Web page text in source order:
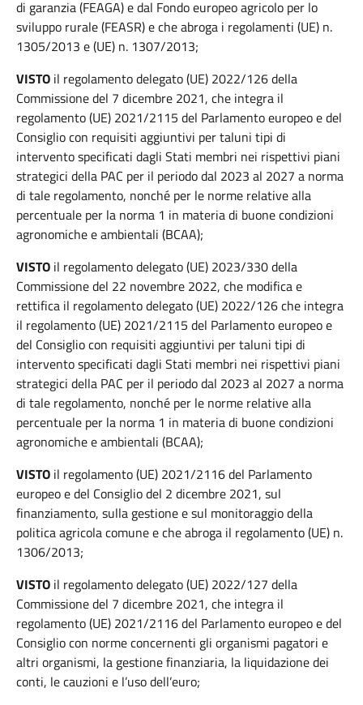
di garanzia (FEAGA) e dal Fondo europeo agricolo per lo
sviluppo rurale (FEASR) e che abroga i regolamenti (UE) n.
1305/2013 e (UE) n. 1307/2013;
VISTO il regolamento delegato (UE) 2022/126 della
Commissione del 7 dicembre 2021, che integra il
regolamento (UE) 2021/2115 del Parlamento europeo e del
Consiglio con requisiti aggiuntivi per taluni tipi di
intervento specificati dagli Stati membri nei rispettivi piani
strategici della PAC per il periodo dal 2023 al 2027 a norma
di tale regolamento, nonché per le norme relative alla
percentuale per la norma 1 in materia di buone condizioni
agronomiche e ambientali (BCAA);
VISTO il regolamento delegato (UE) 2023/330 della
Commissione del 22 novembre 2022, che modifica e
rettifica il regolamento delegato (UE) 2022/126 che integra
il regolamento (UE) 2021/2115 del Parlamento europeo e
del Consiglio con requisiti aggiuntivi per taluni tipi di
intervento specificati dagli Stati membri nei rispettivi piani
strategici della PAC per il periodo dal 2023 al 2027 a norma
di tale regolamento, nonché per le norme relative alla
percentuale per la norma 1 in materia di buone condizioni
agronomiche e ambientali (BCAA);
VISTO il regolamento (UE) 2021/2116 del Parlamento
europeo e del Consiglio del 2 dicembre 2021, sul
finanziamento, sulla gestione e sul monitoraggio della
politica agricola comune e che abroga il regolamento (UE) n.
1306/2013;
VISTO il regolamento delegato (UE) 2022/127 della
Commissione del 7 dicembre 2021, che integra il
regolamento (UE) 2021/2116 del Parlamento europeo e del
Consiglio con norme concernenti gli organismi pagatori e
altri organismi, la gestione finanziaria, la liquidazione dei
conti, le cauzioni e l’uso dell’euro;